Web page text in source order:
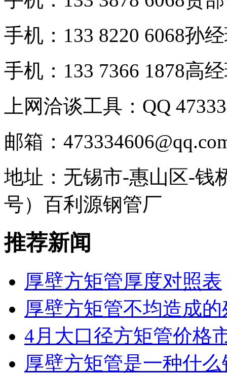
手机：133 8220 6068孙
手机：133 7366 1878高
上网洽谈工具：QQ
邮箱：
地址：无锡市-惠山区-钱
号）百利源钢管厂
推荐新闻
厚壁方矩管厚度对照表
厚壁方矩管不均造成
4月大口径方矩管价格
厚壁方矩管是一种什么